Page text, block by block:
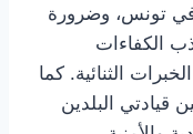
في تونس، وضرورة
الكفاءات
الثنائية. كما
قيادتي البلدين